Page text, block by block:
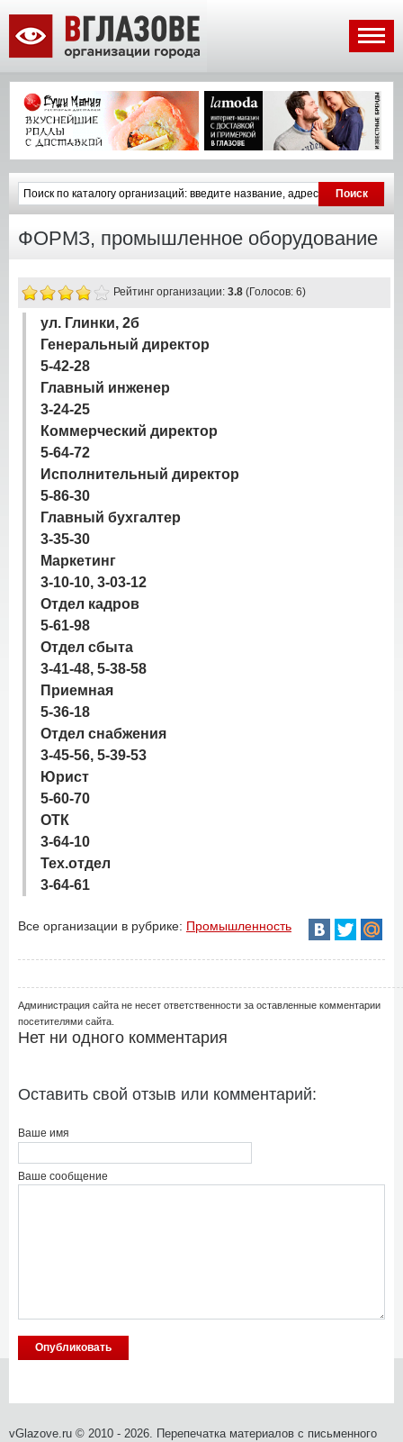
ФОРМЗ, промышленное оборудование
Рейтинг организации: 3.8 (Голосов: 6)
ул. Глинки, 2б
Генеральный директор
5-42-28
Главный инженер
3-24-25
Коммерческий директор
5-64-72
Исполнительный директор
5-86-30
Главный бухгалтер
3-35-30
Маркетинг
3-10-10, 3-03-12
Отдел кадров
5-61-98
Отдел сбыта
3-41-48, 5-38-58
Приемная
5-36-18
Отдел снабжения
3-45-56, 5-39-53
Юрист
5-60-70
ОТК
3-64-10
Тех.отдел
3-64-61
Все организации в рубрике: Промышленность
Администрация сайта не несет ответственности за оставленные комментарии
посетителями сайта.
Нет ни одного комментария
Оставить свой отзыв или комментарий:
Ваше имя
Ваше сообщение
vGlazove.ru © 2010 - 2026. Перепечатка материалов с письменного